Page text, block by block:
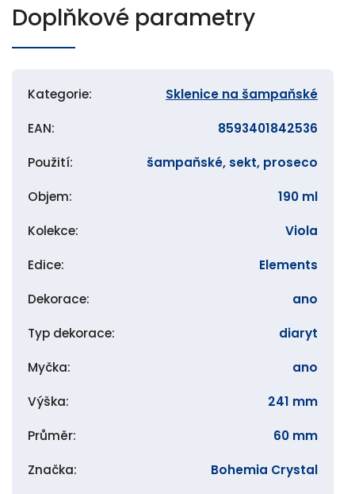
Doplňkové parametry
Kategorie: Sklenice na šampaňské
EAN: 8593401842536
Použití: šampaňské, sekt, proseco
Objem: 190 ml
Kolekce: Viola
Edice: Elements
Dekorace: ano
Typ dekorace: diaryt
Myčka: ano
Výška: 241 mm
Průměr: 60 mm
Značka: Bohemia Crystal